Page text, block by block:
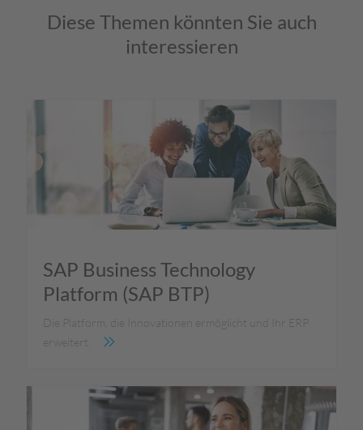
Diese Themen könnten Sie auch
interessieren
SAP Business Technology
Platform (SAP BTP)
Die Platform, die Innovationen ermöglicht und Ihr ERP
erweitert.